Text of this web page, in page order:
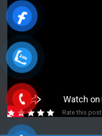
Rate this post